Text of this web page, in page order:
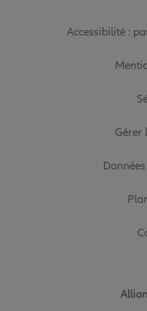
Accessibilité :
Gérer